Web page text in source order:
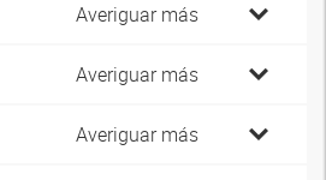
Averiguar más
Averiguar más
Averiguar más